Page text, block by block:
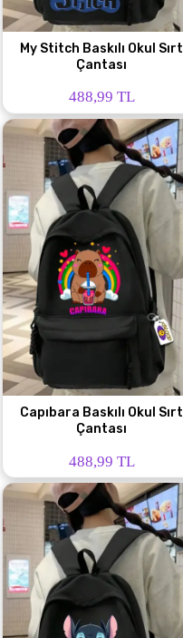
My Stitch Baskılı Okul Sırt
Çantası
488,99 TL
Capıbara Baskılı Okul Sırt
Çantası
488,99 TL